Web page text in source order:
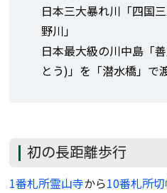
日本三大暴れ川「四国
野川」
日本最大級の川中島「
とう)」を「潜水橋」で
初の長距離歩行
1番札所霊山寺から10番札所